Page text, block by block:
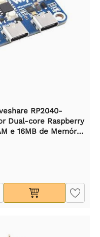
RP2040-
Dual-core Raspberry
e 16MB de Memória